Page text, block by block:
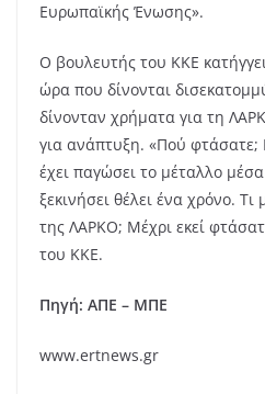
Ευρωπαϊκής Ένωσης».
Ο βουλευτής του ΚΚΕ
ώρα που δίνονται
δίνονταν χρήματα για τη
για ανάπτυξη. «Πού φτάσατε;
έχει παγώσει το μέταλλο
ξεκινήσει θέλει ένα χρόνο. Τι
της ΛΑΡΚΟ; Μέχρι εκεί
του ΚΚΕ.
Πηγή: ΑΠΕ – ΜΠΕ
www.ertnews.gr